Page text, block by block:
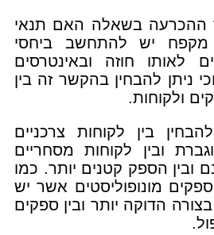
ההכרעה בשאלה האם תנאי
מקפח יש להתחשב ביחסי
לאותו חוזה ובאינטרסים
ניתן להבחין בהקשר זה בין
ולקוחות.
בין לקוחות צרכניים
ובין לקוחות מסחריים
ובין הספק קטנים יותר. כמו
ספקים מונופוליסטים אשר יש
הדוקה יותר ובין ספקים